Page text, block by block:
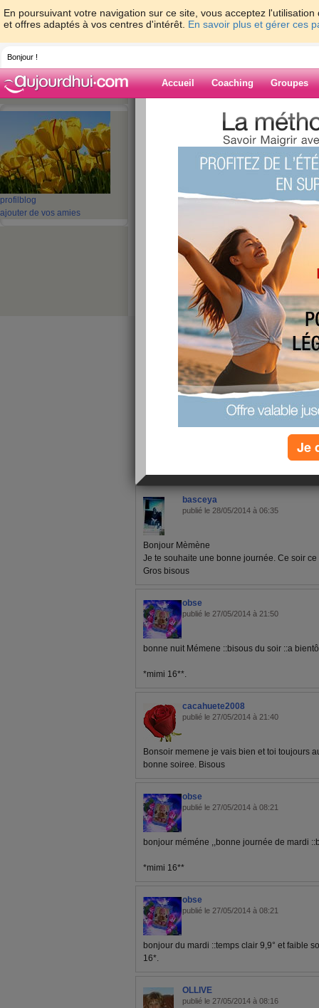
En poursuivant votre navigation sur ce site, vous acceptez
et offres adaptés à vos centres d'intérêt. En savoir plus et gérer ces
Bonjour !
Accueil Coaching Groupes
profil blog
ajouter de vos amies
> >
Blog de
samedi
Un petit coucou pour vous souhaiter un bon
Il y avait une bataille entre le soleil et les
gagnent, mais j'espère que la pluie va nous
Bisouos à tout le monde
3
basceya
publié le 28/05/2014 à 06:35
Bonjour Mèmène
Je te souhaite une bonne journée. Ce soir
Gros bisous
obse
publié le 27/05/2014 à 21:50
bonne nuit Mémene ::bisous du soir ::a
*mimi 16**.
cacahuete2008
publié le 27/05/2014 à 21:40
Bonsoir memene je vais bien et toi toujours
bonne soiree. Bisous
obse
publié le 27/05/2014 à 08:21
bonjour méméne ,,bonne journée de mardi
*mimi 16**
obse
publié le 27/05/2014 à 08:21
bonjour du mardi ::temps clair 9,9° et faible
16*.
OLLIVE
publié le 27/05/2014 à 08:16
Je